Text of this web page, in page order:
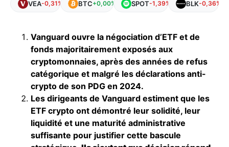
VEA-0,31% BTC+0,00% SPOT-1,39% BLK-0,36%
Vanguard ouvre la négociation d’ETF et de
fonds majoritairement exposés aux
cryptomonnaies, après des années de refus
catégorique et malgré les déclarations anti-
crypto de son PDG en 2024.
Les dirigeants de Vanguard estiment que les
ETF crypto ont démontré leur solidité, leur
liquidité et une maturité administrative
suffisante pour justifier cette bascule